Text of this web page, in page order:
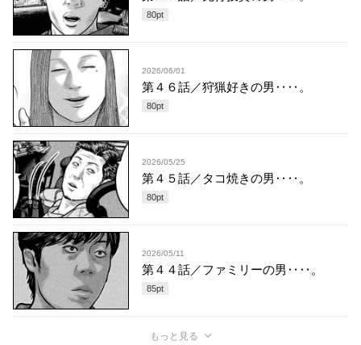
80pt
2026/06/01
第４６話／狩猟好きの男‥‥。
80pt
2026/05/25
第４５話／タコ焼きの男‥‥。
80pt
2026/05/11
第４４話／ファミリーの男‥‥。
85pt
もっと見る